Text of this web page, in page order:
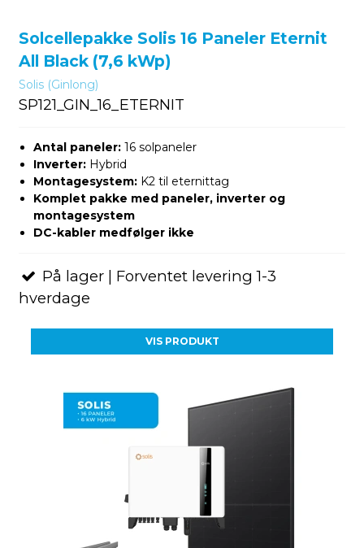
Solcellepakke Solis 16 Paneler Eternit
All Black (7,6 kWp)
Solis (Ginlong)
SP121_GIN_16_ETERNIT
Antal paneler:16 solpaneler
Inverter:Hybrid
Montagesystem:K2 til eternittag
Komplet pakke med paneler, inverter og
montagesystem
DC-kabler medfølger ikke
På lager | Forventet levering 1-3
hverdage
VIS PRODUKT